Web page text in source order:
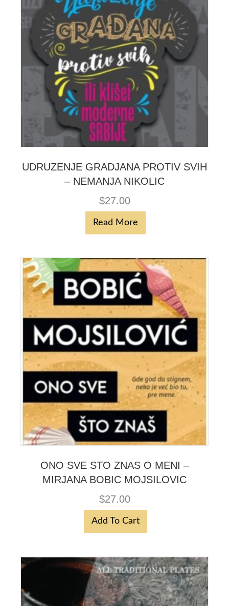
UDRUZENJE GRADJANA PROTIV SVIH
– NEMANJA NIKOLIC
$27.00
Read More
ONO SVE STO ZNAS O MENI –
MIRJANA BOBIC MOJSILOVIC
$27.00
Add To Cart